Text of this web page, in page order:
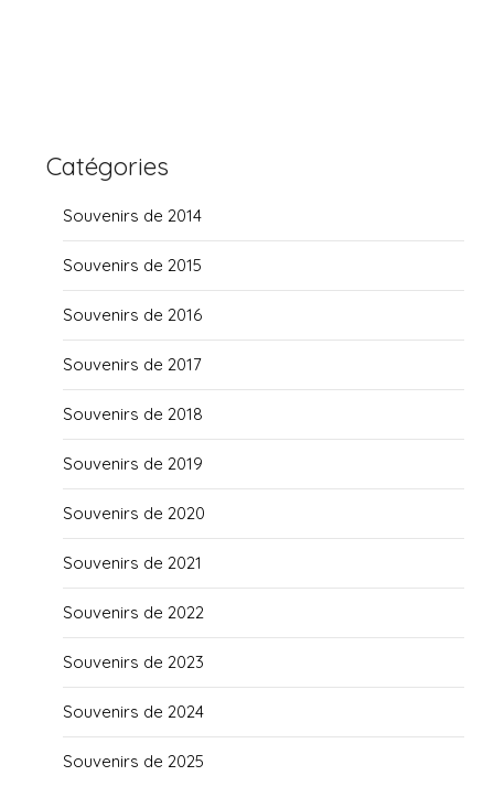
Catégories
Souvenirs de 2014
Souvenirs de 2015
Souvenirs de 2016
Souvenirs de 2017
Souvenirs de 2018
Souvenirs de 2019
Souvenirs de 2020
Souvenirs de 2021
Souvenirs de 2022
Souvenirs de 2023
Souvenirs de 2024
Souvenirs de 2025